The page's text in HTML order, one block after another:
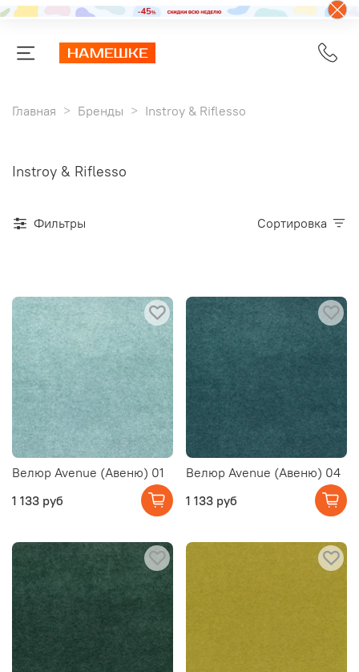
Главная Бренды Instroy & Riflesso
Instroy & Riflesso
Фильтры Сортировка
Велюр Avenue (Авеню) 01
1 133 руб
Велюр Avenue (Авеню) 04
1 133 руб